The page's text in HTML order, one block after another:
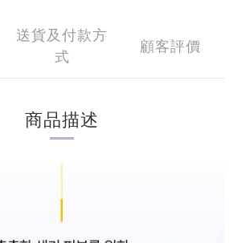
送貨及付款方
式
顧客評價
商品描述